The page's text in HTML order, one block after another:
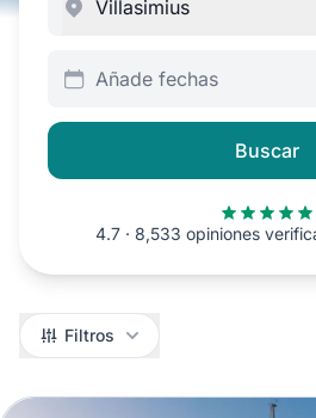
Añade fechas
Buscar
4.7 · 8,533 opiniones
Filtros Filtros